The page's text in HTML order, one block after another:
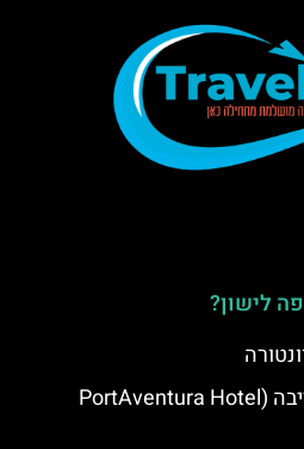
לישון?
מלון פורט-אוונטורה קריבה (PortAventura Hotel